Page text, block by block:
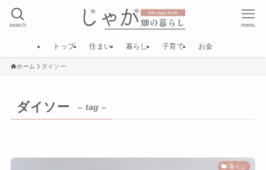
search menu
トップ 住まい 暮らし 子育て お金
ホーム ダイソー
ダイソー – tag –
暮らし